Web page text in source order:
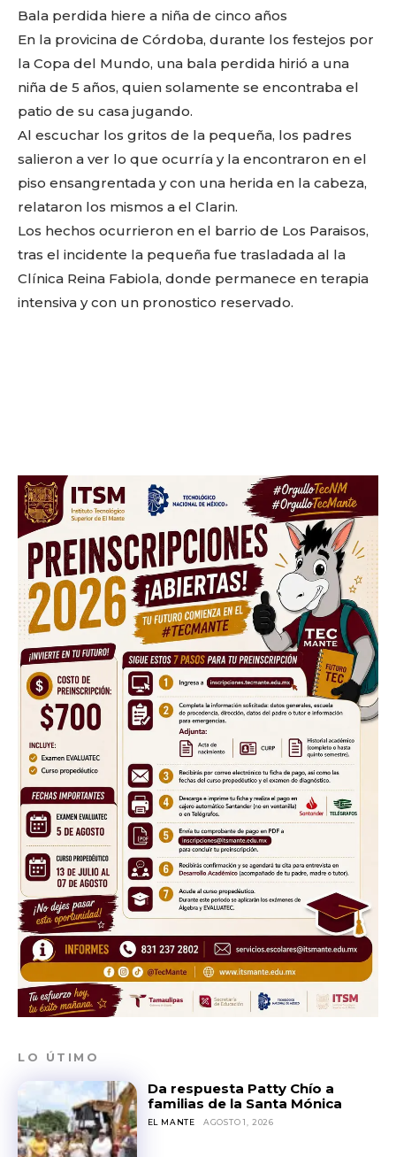
Facebook
Twitter
EmailWhatsApp
Copy
Link
Gmail
Telegram
Don't miss
out!
Sing up for our newsletter
to stay in the loop.
SUBSCRIBE
Bala perdida hiere a niña de cinco años
En la provicina de Córdoba, durante los festejos por
la Copa del Mundo, una bala perdida hirió a una
niña de 5 años, quien solamente se encontraba el
patio de su casa jugando.
Al escuchar los gritos de la pequeña, los padres
salieron a ver lo que ocurría y la encontraron en el
piso ensangrentada y con una herida en la cabeza,
relataron los mismos a el Clarin.
Los hechos ocurrieron en el barrio de Los Paraisos,
tras el incidente la pequeña fue trasladada al la
Clínica Reina Fabiola, donde permanece en terapia
intensiva y con un pronostico reservado.
LO ÚTIMO
Da respuesta Patty Chío a
familias de la Santa Mónica
EL MANTE AGOSTO 1, 2026